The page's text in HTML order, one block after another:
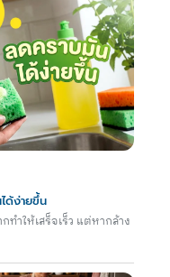
ด้ง่ายขึ้น
ทำให้เสร็จเร็ว แต่หากล้าง